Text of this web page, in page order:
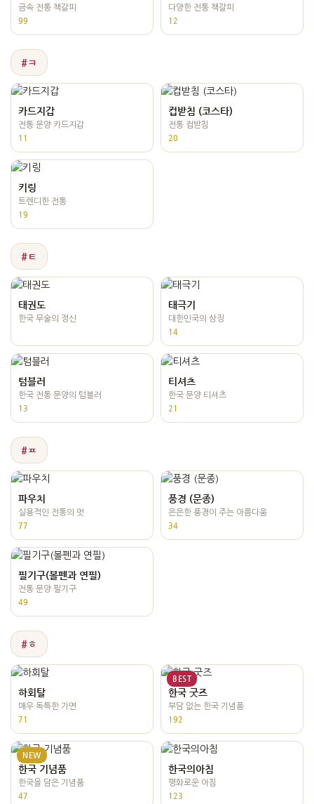
금속 전통 책갈피
99
다양한 전통 책갈피
12
#ㅋ
카드지갑
전통 문양 카드지갑
11
컵받침 (코스타)
전통 컵받침
20
키링
트렌디한 전통
19
#ㅌ
태권도
한국 무술의 정신
태극기
대한민국의 상징
14
텀블러
한국 전통 문양의 텀블러
13
티셔츠
한국 문양 티셔츠
21
#ㅍ
파우치
실용적인 전통의 멋
77
풍경 (문종)
은은한 풍경이 주는 아름다움
34
필기구(볼펜과 연필)
전통 문양 필기구
49
#ㅎ
하회탈
매우 독특한 가면
71
BEST
한국 굿즈
부담 없는 한국 기념품
192
NEW
한국 기념품
한국을 담은 기념품
47
한국의아침
평화로운 아침
123